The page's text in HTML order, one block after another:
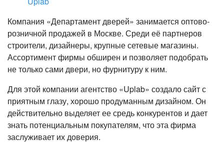
Компания «Департамент дверей» занимается оптово-
розничной продажей в Москве. Среди её партнеров
строители, дизайнеры, крупные сетевые магазины.
Ассортимент фирмы обширен и позволяет подобрать
не только сами двери, но фурнитуру к ним.
Для этой компании агентство «Uplab» создало сайт с
приятным глазу, хорошо продуманным дизайном. Он
действительно выделяет ее средь конкурентов и дает
знать потенциальным покупателям, что эта фирма
заслуживает их доверия.